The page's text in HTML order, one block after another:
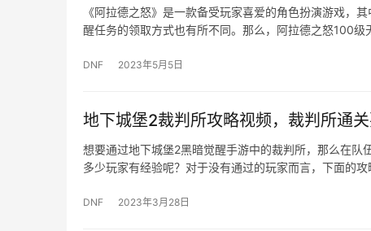
《阿拉德之怒》是一款备受玩家喜爱的角色扮演游戏，
醒任务的领取方式也有所不同。那么，阿拉德之怒100级
DNF 2023年5月5日
地下城堡2裁判所攻略视频，裁判所通
想要通过地下城堡2黑暗觉醒手游中的裁判所，那么在
多少玩家有经验呢？对于没有通过的玩家而言，下面的
DNF 2023年3月28日